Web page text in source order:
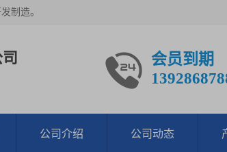
制造。
会员到期
公司介绍 公司动态